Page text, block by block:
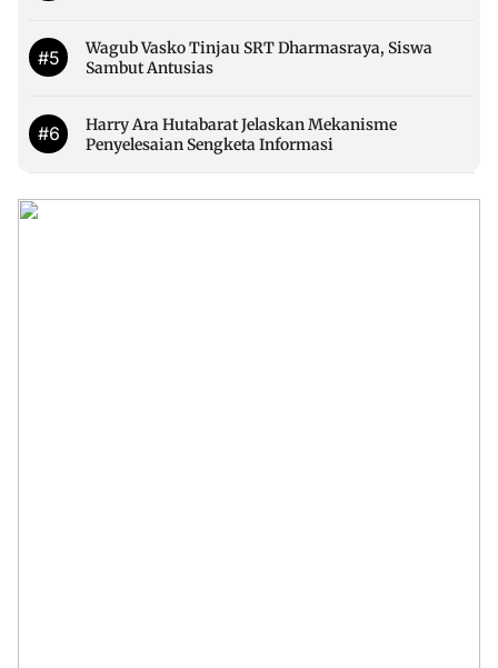
#5
Wagub Vasko Tinjau SRT Dharmasraya, Siswa
Sambut Antusias
#6
Harry Ara Hutabarat Jelaskan Mekanisme
Penyelesaian Sengketa Informasi